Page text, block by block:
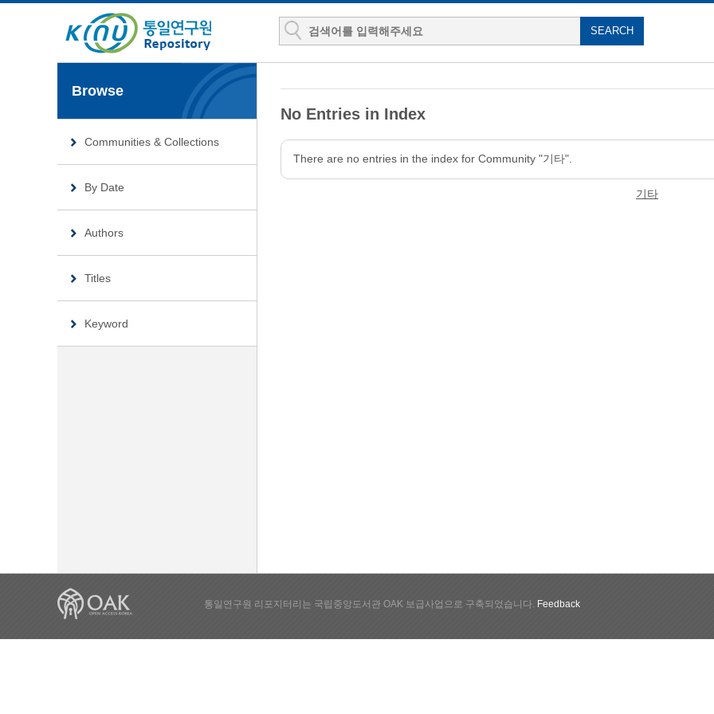
Browse
Communities & Collections
By Date
Authors
Titles
Keyword
No Entries in Index
There are no entries in the index for Community "기타".
기타
통일연구원 리포지터리는 국립중앙도서관 OAK 보급사업으로 구축되었습니다. Feedback